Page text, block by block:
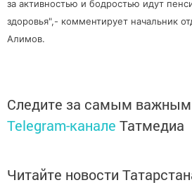
за активностью и бодростью идут
здоровья",- комментирует начальник
Алимов.
Следите за самым
Telegram-канале Татмедиа
Читайте новости